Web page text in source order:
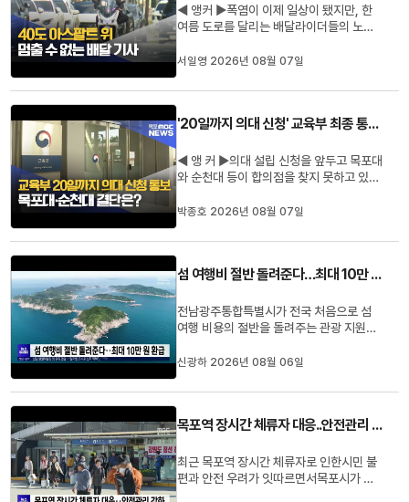
◀ 앵커 ▶폭염이 이제 일상이 됐지만, 한
여름 도로를 달리는 배달라이더들의 노동
전남을 합쳐도 24시간 이용할 수 있는 광
지원 수준도 달라 통합특별시 출범 이후 해
영 기자입니다.◀ 리포트 ▶점심...
서일영 2026년 08월 07일
'20일까지 의대 신청' 교육부 최종 통보..두 대학 결단은?
◀ 앵 커 ▶의대 설립 신청을 앞두고 목포대
와 순천대 등이 합의점을 찾지 못하고 있는
하고 나섰습니다.이 가운데 교육부는 오는
2곳에 대해 의대 신설 신청서를 제출하라
포트 ▶서남권 시민단체가 의대 ...
박종호 2026년 08월 07일
섬 여행비 절반 돌려준다…최대 10만 원 환급
전남광주통합특별시가 전국 처음으로 섬
여행 비용의 절반을 돌려주는 관광 지원사
하는 관광객으로, 섬에서 사용한 운임과 숙
까지 지역화폐로 환급받을 수 있습니다.사
여수, 신안 등 8개 시군 16개 ...
신광하 2026년 08월 06일
목포역 장시간 체류자 대응..안전관리 강화
최근 목포역 장시간 체류자로 인한시민 불
편과 안전 우려가 잇따르면서목포시가 대